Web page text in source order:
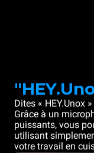
Dites « HEY.Unox
Grâce à un
puissants, vous
utilisant
votre travail en